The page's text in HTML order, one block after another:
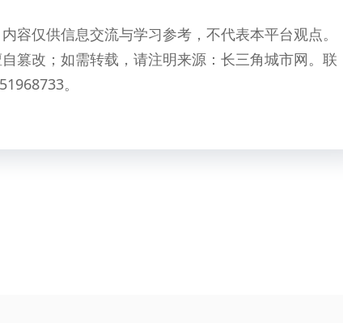
容仅供信息交流与学习参考，不代表本平台观点。
篡改；如需转载，请注明来源：长三角城市网。联
。